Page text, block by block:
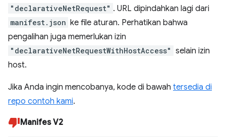
"declarativeNetRequest" . URL dipindahkan lagi dari
manifest.json ke file aturan. Perhatikan bahwa
pengalihan juga memerlukan izin
"declarativeNetRequestWithHostAccess" selain izin
host.
Jika Anda ingin mencobanya, kode di bawah tersedia di
repo contoh kami.
Manifes V2